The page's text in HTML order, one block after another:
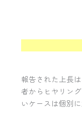
報告された上長
者からヒヤリン
いケースは個別に